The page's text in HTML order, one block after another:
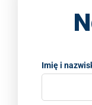
kImię i